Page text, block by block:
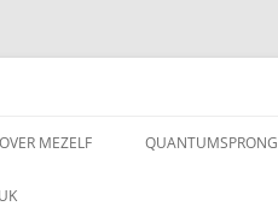
MEZELF QUANTUMSPRONG